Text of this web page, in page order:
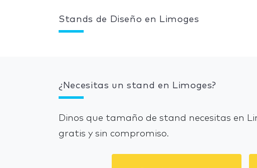
Stands de Diseño en Limoges
¿Necesitas un stand en Limoges?
Dinos que tamaño de stand necesitas en
gratis y sin compromiso.